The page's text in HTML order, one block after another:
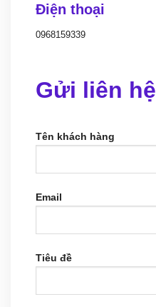
Điện thoại
0968159339
Gửi liên hệ
Tên khách hàng
Email
Tiêu đề